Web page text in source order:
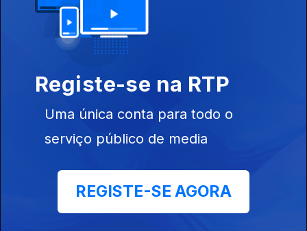
15h00 Edição Susana Lemos
07 ago. 2026
14h00 Edição Susana Lemos
07 ago. 2026
13h00 Edição Susana Lemos
Registe-se na RTP
Uma única conta para todo o
serviço público de media
REGISTE-SE AGORA